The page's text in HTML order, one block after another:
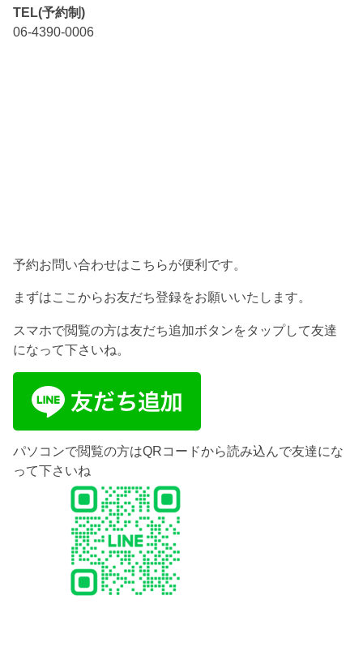
TEL(予約制)
06-4390-0006
予約お問い合わせはこちらが便利です。
まずはここからお友だち登録をお願いいたします。
スマホで閲覧の方は友だち追加ボタンをタップして友達
になって下さいね。
パソコンで閲覧の方はQRコードから読み込んで友達にな
って下さいね